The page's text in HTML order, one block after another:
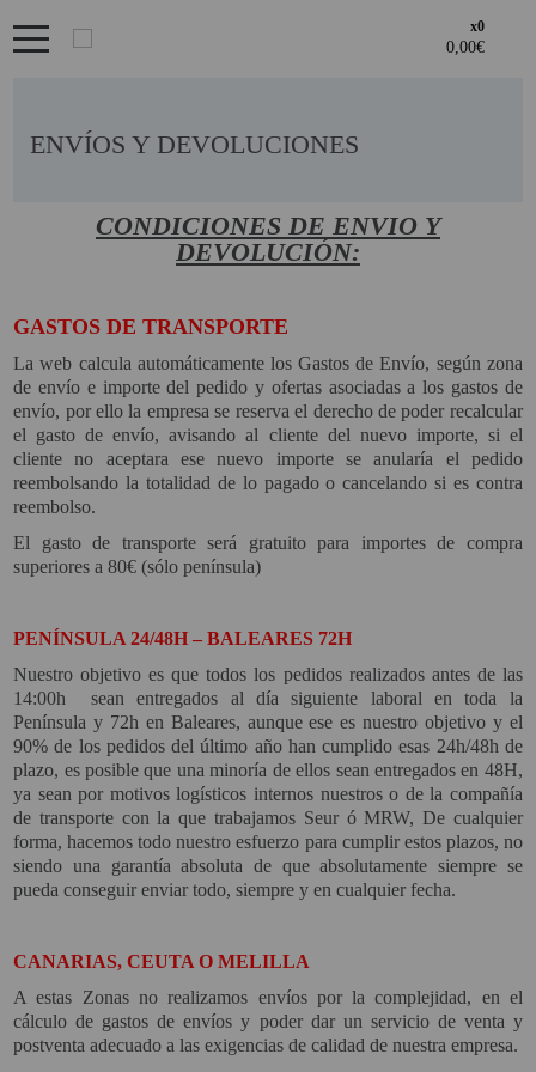
PRODUCTOS DESTACADOS
LOS + VENDIDOS
GAMING Y RETRO
GENERADORES PORTÁTILES
NOVEDADES
NUESTRAS MARCAS
PANDORA BOX
PANTALLAS DE
PROYECCION ALR
PINBALL VIRTUAL
PROYECTOR FULLHD Y HD
PROYECTOR CON TDT
PROYECTOR CON WIFI
PROYECTOR DE LED
PROYECTOR DE TIRO
PROYECTOR PARA CINE EN
PROYECTOR PARA
EDUCACION
ENTRAR
Regístrate en un momento
Creando una cuenta en proyectorbarato.com podrás realizar tus
operaciones realizadas con anterioridad.
contactarnos al 951102122, estaremos encantados de atenderte.
REGISTRO CLIENTE
Acceder al
· Regístrate y aprovecha los descuentos y ventajas de ser
Profesional del sector.
· Unete a nuestra familia de profesionales, y aprovecha nuestras
tarifas.
REGISTRO PROFESIONAL
x0
ENVÍOS Y DEVOLUCIONES
CONDICIONES DE ENVIO Y
DEVOLUCIÓN:
GASTOS DE TRANSPORTE
La web calcula automáticamente los Gastos de Envío, según zona
de envío e importe del pedido y ofertas asociadas a los gastos de
envío, por ello la empresa se reserva el derecho de poder recalcular
el gasto de envío, avisando al cliente del nuevo importe, si el
cliente no aceptara ese nuevo importe se anularía el pedido
reembolsando la totalidad de lo pagado o cancelando si es contra
reembolso.
El gasto de transporte será gratuito para importes de compra
superiores a 80€ (sólo península)
PENÍNSULA 24/48H – BALEARES 72H
Nuestro objetivo es que todos los pedidos realizados antes de las
14:00h sean entregados al día siguiente laboral en toda la
Península y 72h en Baleares, aunque ese es nuestro objetivo y el
90% de los pedidos del último año han cumplido esas 24h/48h de
plazo, es posible que una minoría de ellos sean entregados en 48H,
ya sean por motivos logísticos internos nuestros o de la compañía
de transporte con la que trabajamos Seur ó MRW, De cualquier
forma, hacemos todo nuestro esfuerzo para cumplir estos plazos, no
siendo una garantía absoluta de que absolutamente siempre se
pueda conseguir enviar todo, siempre y en cualquier fecha.
CANARIAS, CEUTA O MELILLA
A estas Zonas no realizamos envíos por la complejidad, en el
cálculo de gastos de envíos y poder dar un servicio de venta y
postventa adecuado a las exigencias de calidad de nuestra empresa.